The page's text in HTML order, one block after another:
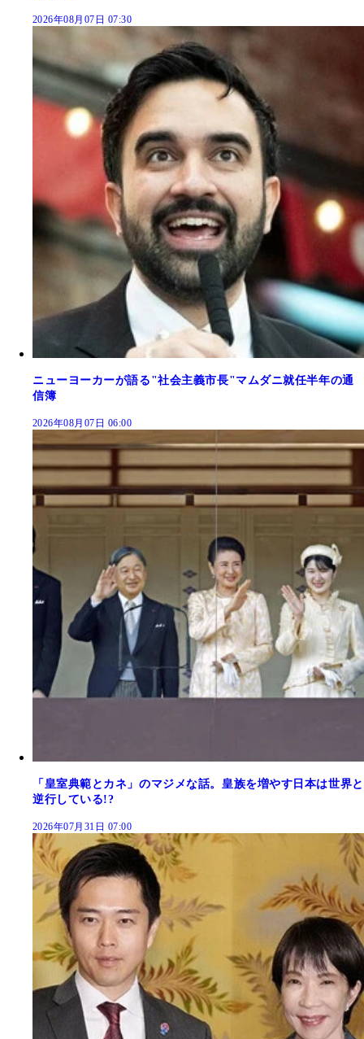
2026年08月07日 07:30
ニューヨーカーが語る"社会主義市長"マムダニ就任半年の通
信簿
2026年08月07日 06:00
「皇室典範とカネ」のマジメな話。皇族を増やす日本は世界と
逆行している!?
2026年07月31日 07:00